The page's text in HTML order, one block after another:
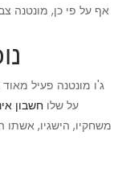
אף על פי כן, מונטנה
ג'ו מונטנה פעיל
על שלו חשבון
משחקיו, הישגיו, אשתו